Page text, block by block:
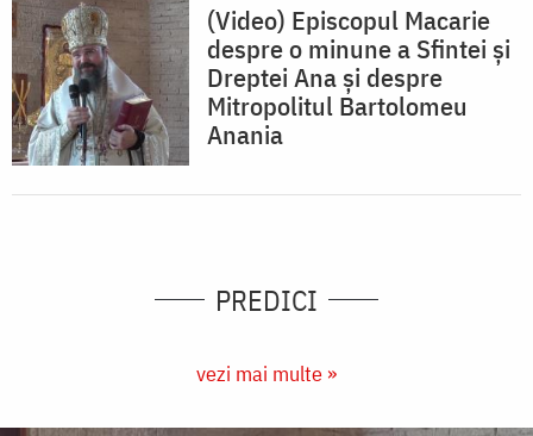
(Video) Episcopul Macarie
despre o minune a Sfintei și
Dreptei Ana și despre
Mitropolitul Bartolomeu
Anania
PREDICI
vezi mai multe »